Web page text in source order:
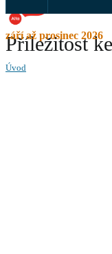
září až prosinec 2026
Příležitost
Úvod